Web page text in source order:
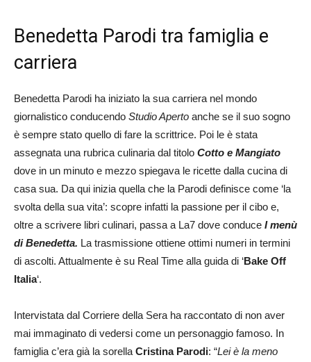
Benedetta Parodi tra famiglia e
carriera
Benedetta Parodi ha iniziato la sua carriera nel mondo
giornalistico conducendo Studio Aperto anche se il suo sogno
è sempre stato quello di fare la scrittrice. Poi le è stata
assegnata una rubrica culinaria dal titolo Cotto e Mangiato
dove in un minuto e mezzo spiegava le ricette dalla cucina di
casa sua. Da qui inizia quella che la Parodi definisce come ‘la
svolta della sua vita’: scopre infatti la passione per il cibo e,
oltre a scrivere libri culinari, passa a La7 dove conduce I menù
di Benedetta. La trasmissione ottiene ottimi numeri in termini
di ascolti. Attualmente è su Real Time alla guida di ‘Bake Off
Italia‘.
Intervistata dal Corriere della Sera ha raccontato di non aver
mai immaginato di vedersi come un personaggio famoso. In
famiglia c’era già la sorella Cristina Parodi: “Lei è la meno